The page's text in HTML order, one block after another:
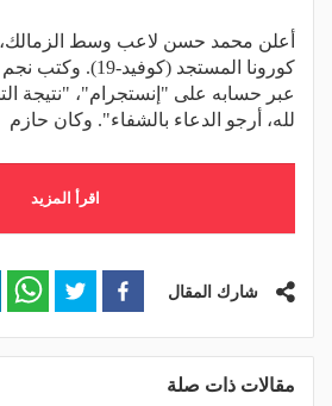
أعلن محمد حسن لاعب وسط
كورونا المستجد
عبر حسابه على "إنستجرام"، "نتيجة
لله، أرجو الدعاء بالشفاء". وكان حازم
اقرأ المزيد
شارك المقال
مقالات ذات صلة